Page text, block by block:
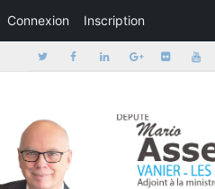
Connexion Inscription